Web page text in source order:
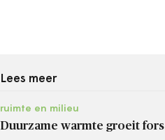
Lees meer
ruimte en milieu
Duurzame warmte groeit fors